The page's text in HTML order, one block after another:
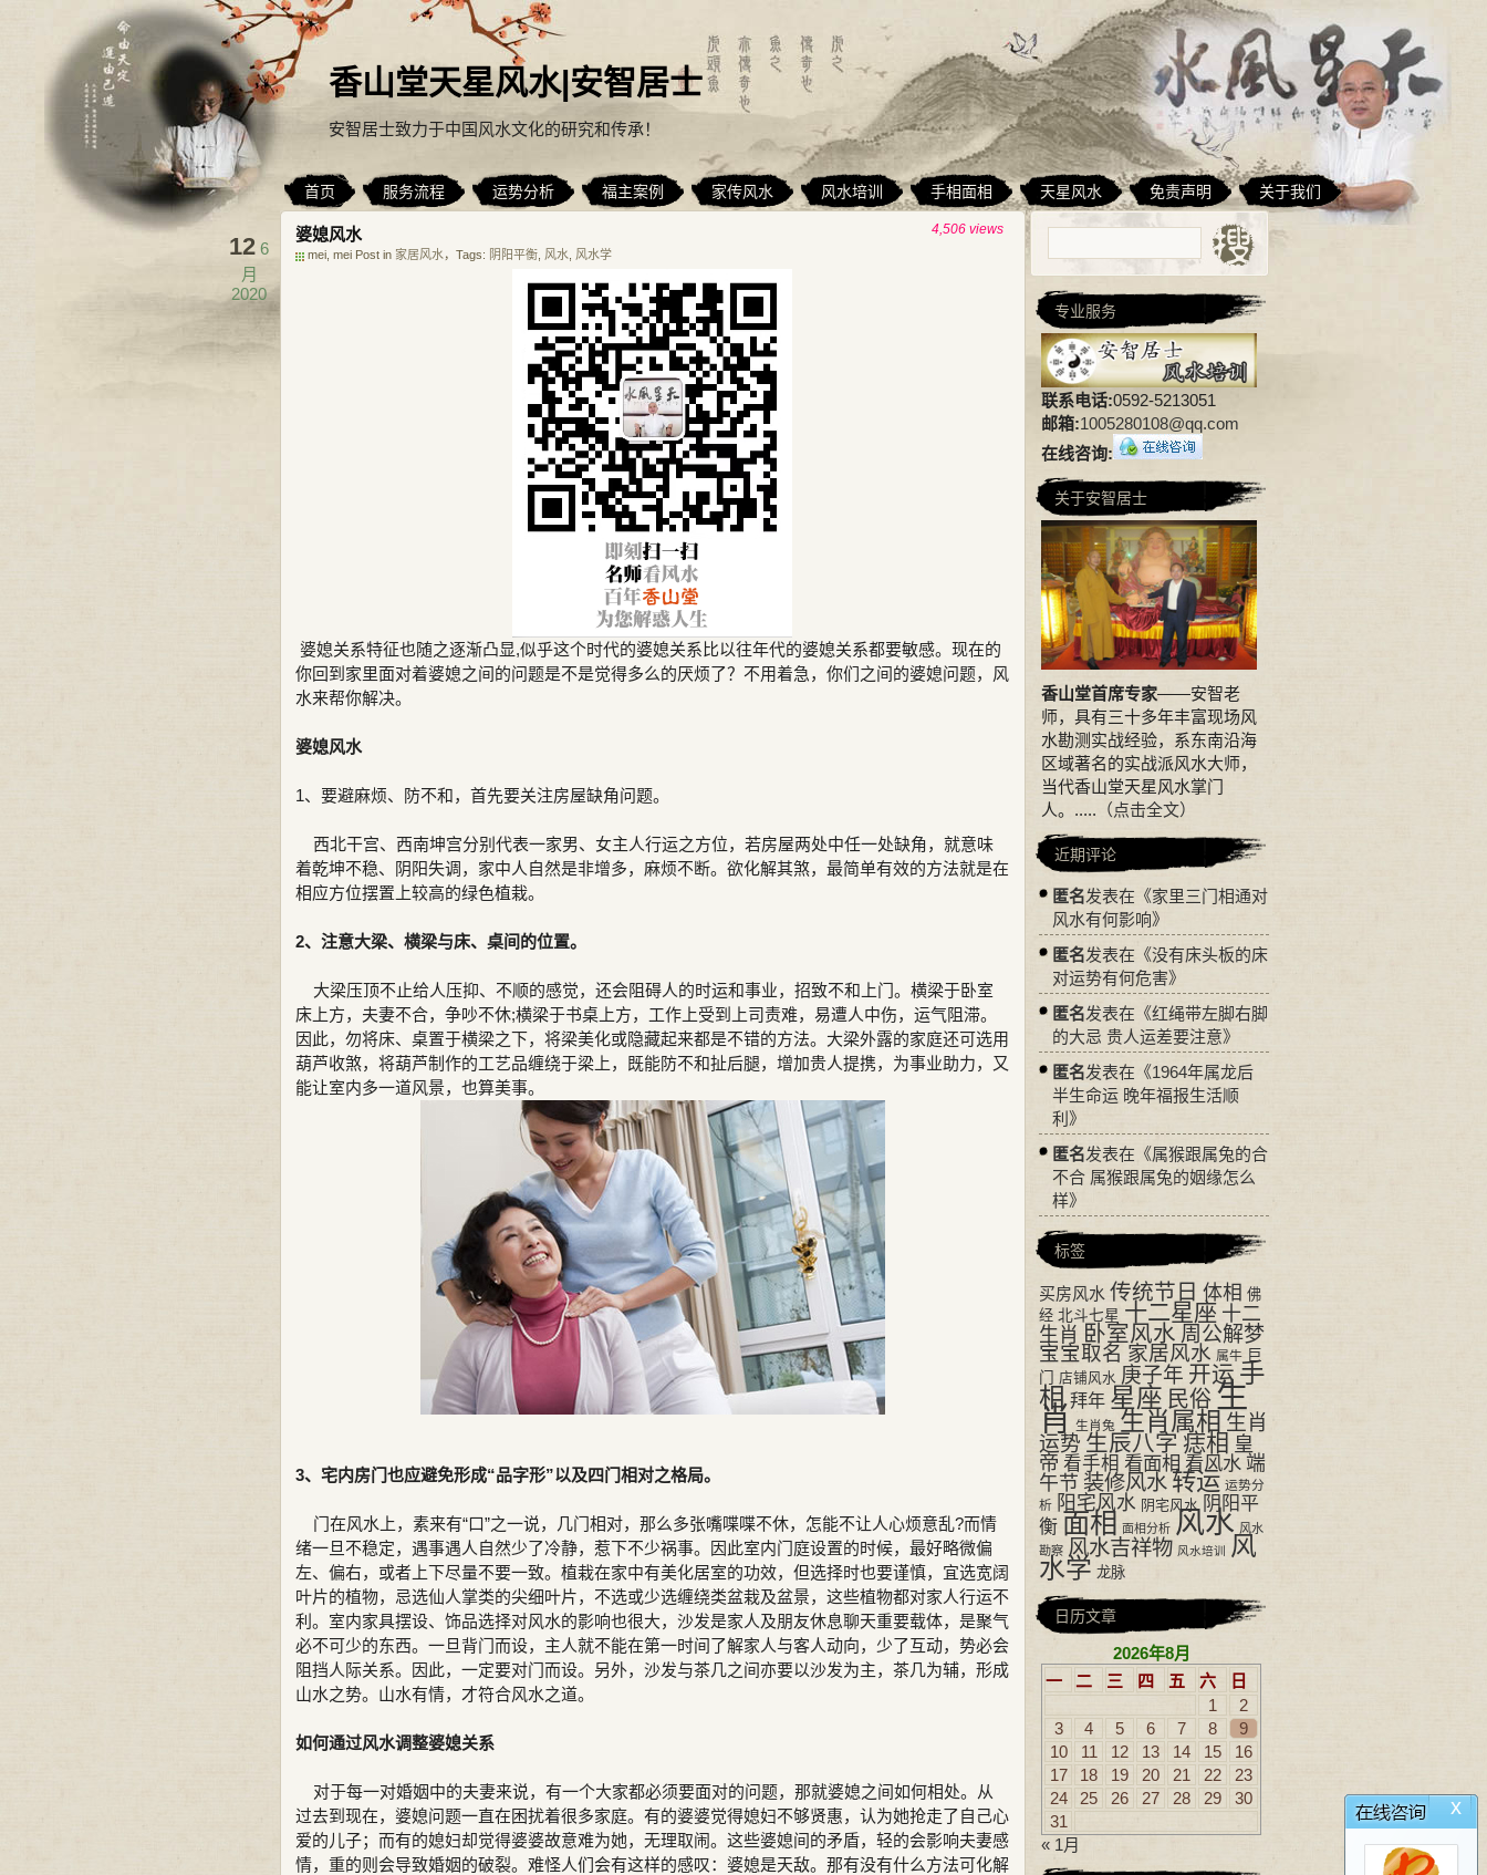
香山堂天星风水|安智居士
安智居士致力于中国风水文化的研究和传承！
首页 服务流程 运势分析 福主案例 家传风水 风水培训 手相面相 天星风水 免责声明 关于我们
婆媳风水
mei, mei Post in 家居风水，Tags: 阴阳平衡 风水 风水学
12 6
月
2020
4,506 views
婆媳关系特征也随之逐渐凸显,似乎这个时代的婆媳关系比以往年代的婆媳关系都要敏感。现在的
你回到家里面对着婆媳之间的问题是不是觉得多么的厌烦了？不用着急，你们之间的婆媳问题，风
水来帮你解决。
婆媳风水
1、要避麻烦、防不和，首先要关注房屋缺角问题。
西北干宫、西南坤宫分别代表一家男、女主人行运之方位，若房屋两处中任一处缺角，就意味
着乾坤不稳、阴阳失调，家中人自然是非增多，麻烦不断。欲化解其煞，最简单有效的方法就是在
相应方位摆置上较高的绿色植栽。
2、注意大梁、横梁与床、桌间的位置。
大梁压顶不止给人压抑、不顺的感觉，还会阻碍人的时运和事业，招致不和上门。横梁于卧室
床上方，夫妻不合，争吵不休;横梁于书桌上方，工作上受到上司责难，易遭人中伤，运气阻滞。
因此，勿将床、桌置于横梁之下，将梁美化或隐藏起来都是不错的方法。大梁外露的家庭还可选用
葫芦收煞，将葫芦制作的工艺品缠绕于梁上，既能防不和扯后腿，增加贵人提携，为事业助力，又
能让室内多一道风景，也算美事。
3、宅内房门也应避免形成“品字形”以及四门相对之格局。
门在风水上，素来有“口”之一说，几门相对，那么多张嘴喋喋不休，怎能不让人心烦意乱?而情
绪一旦不稳定，遇事遇人自然少了冷静，惹下不少祸事。因此室内门庭设置的时候，最好略微偏
左、偏右，或者上下尽量不要一致。植栽在家中有美化居室的功效，但选择时也要谨慎，宜选宽阔
叶片的植物，忌选仙人掌类的尖细叶片，不选或少选缠绕类盆栽及盆景，这些植物都对家人行运不
利。室内家具摆设、饰品选择对风水的影响也很大，沙发是家人及朋友休息聊天重要载体，是聚气
必不可少的东西。一旦背门而设，主人就不能在第一时间了解家人与客人动向，少了互动，势必会
阻挡人际关系。因此，一定要对门而设。另外，沙发与茶几之间亦要以沙发为主，茶几为辅，形成
山水之势。山水有情，才符合风水之道。
如何通过风水调整婆媳关系
对于每一对婚姻中的夫妻来说，有一个大家都必须要面对的问题，那就婆媳之间如何相处。从
过去到现在，婆媳问题一直在困扰着很多家庭。有的婆婆觉得媳妇不够贤惠，认为她抢走了自己心
爱的儿子；而有的媳妇却觉得婆婆故意难为她，无理取闹。这些婆媳间的矛盾，轻的会影响夫妻感
情，重的则会导致婚姻的破裂。难怪人们会有这样的感叹：婆媳是天敌。那有没有什么方法可化解
专业服务
联系电话:0592-5213051
邮箱:1005280108@qq.com
在线咨询:
关于安智居士
香山堂首席专家——安智老
师，具有三十多年丰富现场风
水勘测实战经验，系东南沿海
区域著名的实战派风水大师，
当代香山堂天星风水掌门
人。..... （点击全文）
近期评论
匿名发表在《家里三门相通对
风水有何影响》
匿名发表在《没有床头板的床
对运势有何危害》
匿名发表在《红绳带左脚右脚
的大忌 贵人运差要注意》
匿名发表在《1964年属龙后
半生命运 晚年福报生活顺
利 》
匿名发表在《属猴跟属兔的合
不合 属猴跟属兔的姻缘怎么
样》
标签
买房风水 传统节日 体相 佛
经 北斗七星 十二星座 十二
生肖 卧室风水 周公解梦
宝宝取名 家居风水 属牛 巨
门
店铺风水 庚子年 开运 手
相 拜年 星座 民俗 生
肖 生肖兔 生肖属相 生肖
运势 生辰八字 痣相 皇
帝 看手相 看面相 看风水 端
午节 装修风水 转运 运势分
析 阳宅风水 阴宅风水 阴阳平
衡 面相 面相分析 风水 风水
勘察 风水吉祥物 风水培训 风
水学 龙脉
日历文章
2026年8月
一
二 三 四 五 六
日
1
2
3
4 5 6 7 8
9
10
11 12 13 14 15
16
17
18 19 20 21 22
23
24
25 26 27 28 29
30
31
« 1月
x